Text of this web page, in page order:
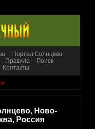
Портал Солнцево
Правила
Поиск
Контакты
Ново-
Россия